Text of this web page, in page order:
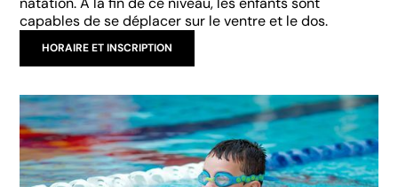
capables de se déplacer sur le ventre et le dos.
HORAIRE ET INSCRIPTION